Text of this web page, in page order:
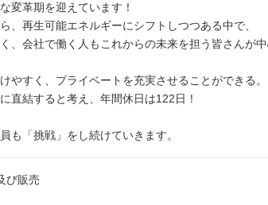
変革期を迎えています！
、再生可能エネルギーにシフトしつつある中で、
、会社で働く人もこれからの未来を担う皆さんが
やすく、プライベートを充実させることができる。
直結すると考え、年間休日は122日！
も「挑戦」をし続けていきます。
び販売